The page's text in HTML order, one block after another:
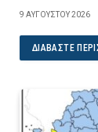
9 ΑΥΓΟΎΣΤΟΥ 2026
ΔΙΑΒΆΣΤΕ